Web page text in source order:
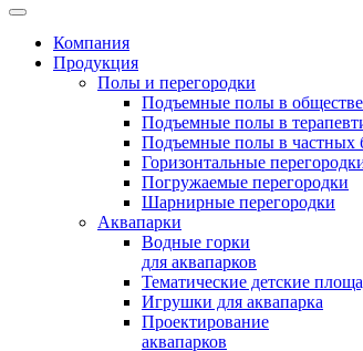
Компания
Продукция
Полы и перегородки
Подъемные полы в
Подъемные полы в
Подъемные полы в частных
Горизонтальные
Погружаемые перегородки
Шарнирные перегородки
Аквапарки
Водные горки
для аквапарков
Тематические детские
Игрушки для аквапарка
Проектирование
аквапарков